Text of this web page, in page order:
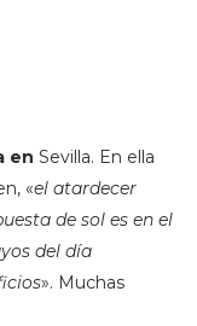
en Sevilla. En ella
«el atardecer
de sol es en el
del día
». Muchas